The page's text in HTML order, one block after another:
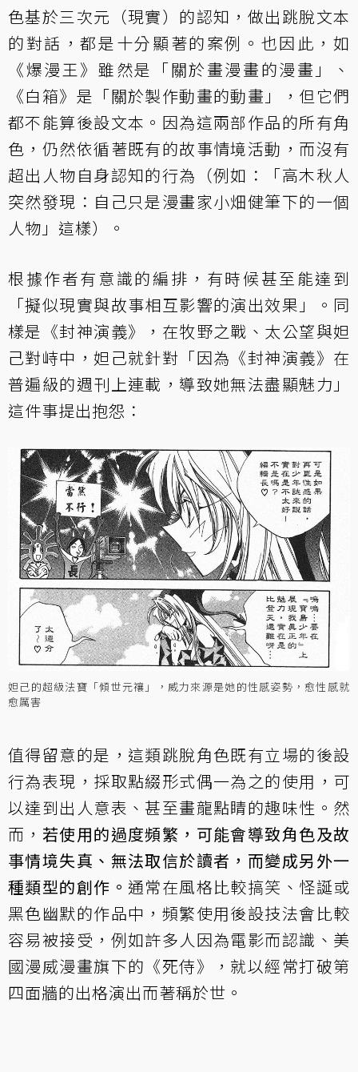
色基於三次元（現實）的認知，做出跳脫文本
的對話，都是十分顯著的案例。也因此，如
《爆漫王》雖然是「關於畫漫畫的漫畫」、
《白箱》是「關於製作動畫的動畫」，但它們
都不能算後設文本。因為這兩部作品的所有角
色，仍然依循著既有的故事情境活動，而沒有
超出人物自身認知的行為（例如：「高木秋人
突然發現：自己只是漫畫家小畑健筆下的一個
人物」這樣）。
根據作者有意識的編排，有時候甚至能達到
「擬似現實與故事相互影響的演出效果」。同
樣是《封神演義》，在牧野之戰、太公望與妲
己對峙中，妲己就針對「因為《封神演義》在
普遍級的週刊上連載，導致她無法盡顯魅力」
這件事提出抱怨：
妲己的超級法寶「傾世元禳」，威力來源是她的性感姿勢，愈性感就
愈厲害
值得留意的是，這類跳脫角色既有立場的後設
行為表現，採取點綴形式偶一為之的使用，可
以達到出人意表、甚至畫龍點睛的趣味性。然
而， 若使用的過度頻繁，可能會導致角色及故
事情境失真、無法取信於讀者，而變成另外一
種類型的創作。 通常在風格比較搞笑、怪誕或
黑色幽默的作品中，頻繁使用後設技法會比較
容易被接受，例如許多人因為電影而認識、美
國漫威漫畫旗下的《死侍》，就以經常打破第
四面牆的出格演出而著稱於世。